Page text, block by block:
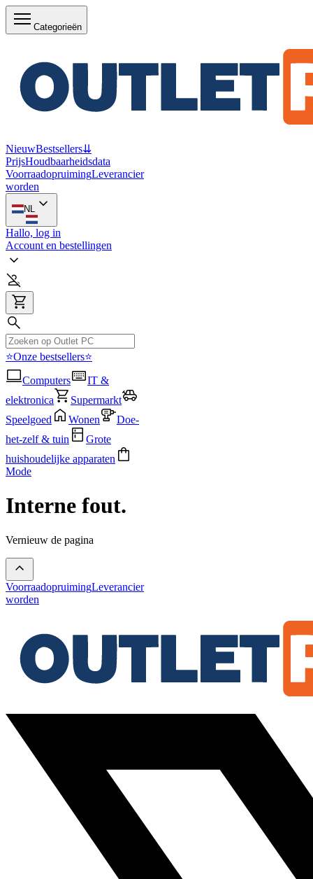
Categorieën
NieuwBestsellers⇊
PrijsHoudbaarheidsdata
VoorraadopruimingLeverancier
worden
NL
Hallo, log in
Account en bestellingen
⭐Onze bestsellers⭐
Computers
IT &
elektronica
Supermarkt
Speelgoed
Wonen
Doe-
het-zelf & tuin
Grote
huishoudelijke apparaten
Mode
Interne fout.
Vernieuw de pagina
VoorraadopruimingLeverancier
worden